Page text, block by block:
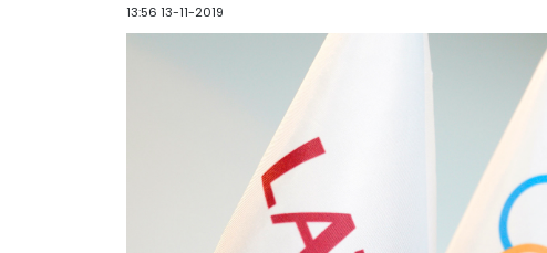
13:56 13-11-2019